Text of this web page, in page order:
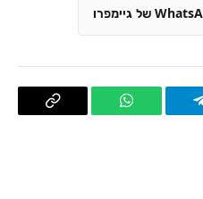
Telegram
WhatsApp העתק